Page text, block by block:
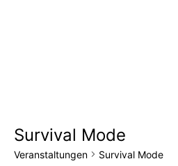
Survival Mode
Veranstaltungen Survival Mode